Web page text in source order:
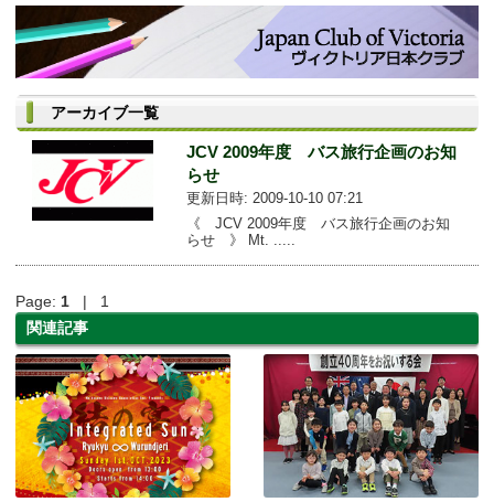
アーカイブ一覧
JCV 2009年度 バス旅行企画のお知
らせ
更新日時: 2009-10-10 07:21
《 JCV 2009年度 バス旅行企画のお知
らせ 》 Mt. .....
Page: 1 | 1
関連記事